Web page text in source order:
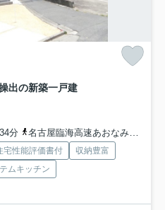
出の新築一戸建
分
名古屋臨海高速あおなみ線「中島」駅 徒歩38分
宅性能評価書付
収納豊富
ムキッチン